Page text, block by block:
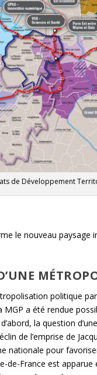
de Développement
le nouveau
politique
a été rendue
la question
de l’emprise de
nationale pour
de-France est